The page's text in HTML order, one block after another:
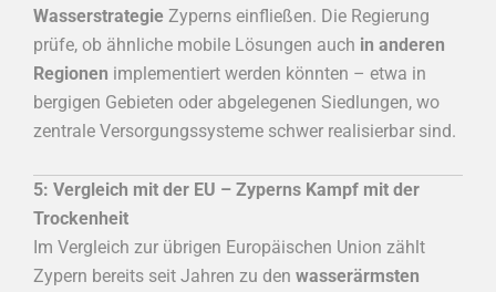
Wasserstrategie Zyperns einfließen. Die Regierung
prüfe, ob ähnliche mobile Lösungen auch in anderen
Regionen implementiert werden könnten – etwa in
bergigen Gebieten oder abgelegenen Siedlungen, wo
zentrale Versorgungssysteme schwer realisierbar sind.
5: Vergleich mit der EU – Zyperns Kampf mit der
Trockenheit
Im Vergleich zur übrigen Europäischen Union zählt
Zypern bereits seit Jahren zu den wasserärmsten